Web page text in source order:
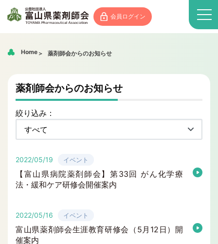
会員ログイン
Home 薬剤師会からのお知らせ
薬剤師会からのお知らせ
絞り込み：
2022/05/19 イベント
【富山県病院薬剤師会】第33回 がん化学療
法・緩和ケア研修会開催案内
2022/05/16 イベント
富山県薬剤師会生涯教育研修会（5月12日）開
催案内